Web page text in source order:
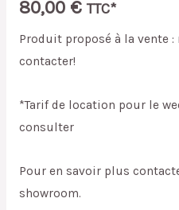
80,00 € TTC*
Produit proposé à la vente :
contacter!
*Tarif de location pour le
consulter
Pour en savoir plus
showroom.